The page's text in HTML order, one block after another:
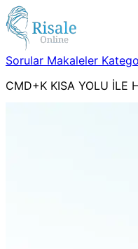
Sorular Makaleler
CMD+K KISA YOLU İLE